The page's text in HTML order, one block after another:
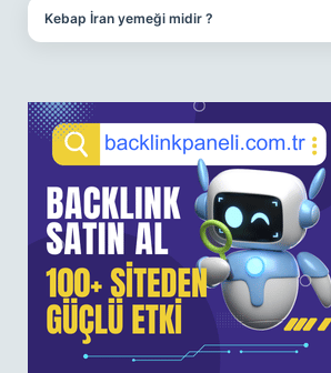
Kebap İran yemeği midir ?